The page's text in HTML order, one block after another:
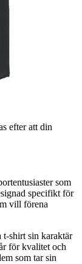
efter att din
som
specifikt för
vill förena
shirt sin karaktär
för kvalitet och
som tar sin